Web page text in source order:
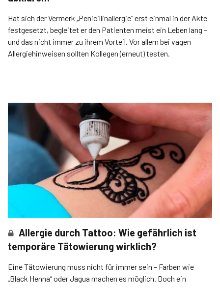
Hat sich der Vermerk „Penicillinallergie“ erst einmal in der Akte
festgesetzt, begleitet er den Patienten meist ein Leben lang –
und das nicht immer zu ihrem Vorteil. Vor allem bei vagen
Allergiehinweisen sollten Kollegen (erneut) testen.
Allergie durch Tattoo: Wie gefährlich ist
temporäre Tätowierung wirklich?
Eine Tätowierung muss nicht für immer sein – Farben wie
„Black Henna“ oder Jagua machen es möglich. Doch ein